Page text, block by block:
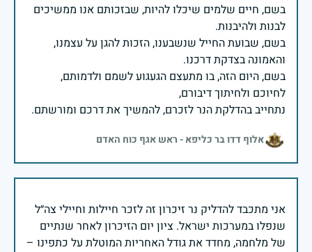
בשם, חיים שלמים שיכלו להיות, שבזכותם אנו ממשיכים
בשם, שבועת החייל שנשבענו, הזכות להגן על עצמנו,
בשם, היום הזה, בו מתעצם הגעגוע לשמם ולדמותם,
נתחייב בהדלקת הנר לזכרם, להמשיך את דרכם ומורשתם.
אלוף דדו בר כליפא - ראש אגף כוח האדם
אני מתכבד להדליק נר זיכרון זה לזכר חיילות וחיילי צה״ל
שנפלו במערכות ישראל. ציון יום הזיכרון לאחר שנתיים
של מלחמה, מחדד את גודל האחריות המוטלת על כתפינו –